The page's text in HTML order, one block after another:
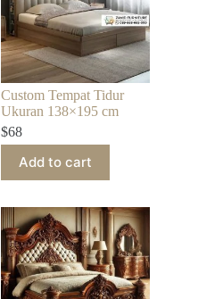
Custom Tempat Tidur
Ukuran 138×195 cm
$68
Add to cart